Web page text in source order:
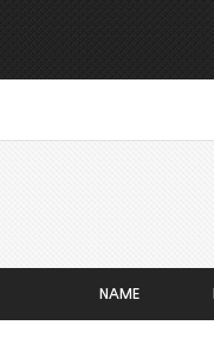
NAME